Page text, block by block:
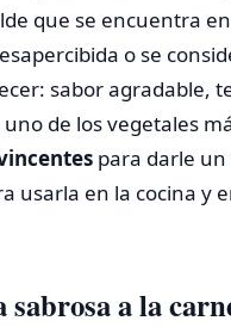
que se encuentra
o se
sabor agradable,
de los vegetales
para darle
en la cocina y
a la